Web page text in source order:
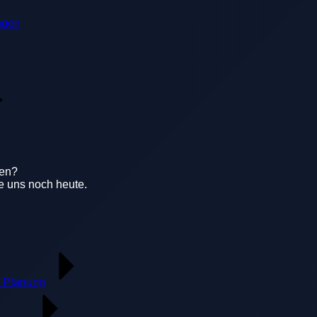
uns noch heute.
Planung